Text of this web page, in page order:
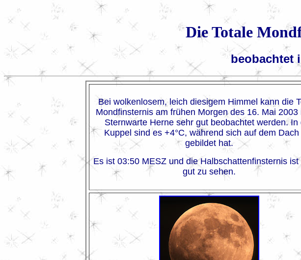
Die Totale
beobachtet
Bei wolkenlosem, leich diesigem Himmel kann die
Mondfinsternis am frühen Morgen des 16. Mai 2003
Sternwarte Herne sehr gut beobachtet werden. In
Kuppel sind es +4°C, während sich auf dem Dach
gebildet hat.
Es ist 03:50 MESZ und die Halbschattenfinsternis ist
gut zu sehen.